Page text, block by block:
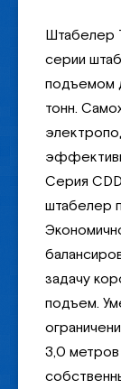
Штабелер
серии
подъемом
тонн.
Серия
штабелер
задачу
подъем.
3,0 метров